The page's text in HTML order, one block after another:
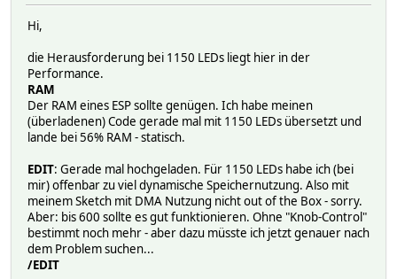
myOff = getParam.substring(komma4+1).toInt();
blinker = true;
rainbow = false;
fire = false;
isGet = true;
}
}
else if (c != '\r') {
// add character to the current line
currentLineIsBlank = false;
inputLine += c;
}
}
Hi,
die Herausforderung bei 1150 LEDs liegt hier in der
Performance.
RAM
Der RAM eines ESP sollte genügen. Ich habe meinen
(überladenen) Code gerade mal mit 1150 LEDs übersetzt und
lande bei 56% RAM - statisch.
EDIT: Gerade mal hochgeladen. Für 1150 LEDs habe ich (bei
mir) offenbar zu viel dynamische Speichernutzung. Also mit
meinem Sketch mit DMA Nutzung nicht out of the Box - sorry.
Aber: bis 600 sollte es gut funktionieren. Ohne "Knob-Control"
bestimmt noch mehr - aber dazu müsste ich jetzt genauer nach
dem Problem suchen...
/EDIT